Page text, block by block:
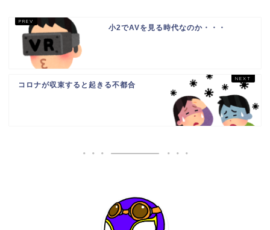
小2でAVを見る時代なのか・・・
コロナが収束すると起きる不都合